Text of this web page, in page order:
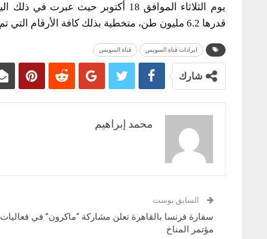
قدرها 6.2 مليون طن، متخطية بذلك كافة الأرقام التي تم تسجيلها من قبل.
ايرادات قناة السويس قناة السويس
شارك
محمد إبراهيم
السابق بوست
سفارة فرنسا بالقاهرة تعلن مشاركة “ماكرون” في فعاليات
مؤتمر المناخ